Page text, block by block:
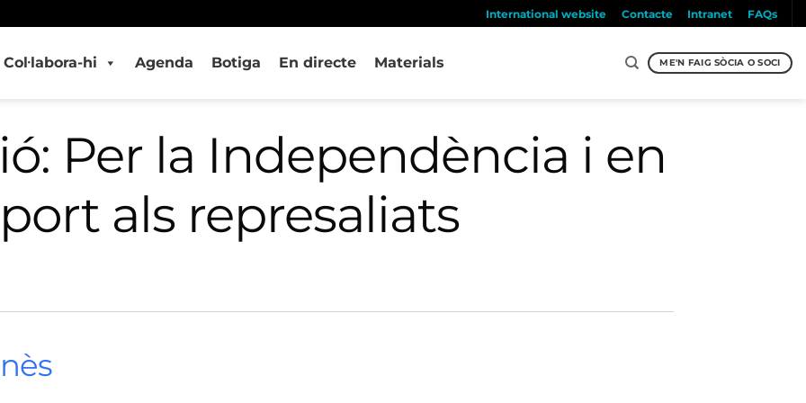
International website Contacte Intranet FAQs
Col·labora-hi Agenda Botiga En directe Materials ME'N FAIG SÒCIA O SOCI
Per la Independència i en
als represaliats